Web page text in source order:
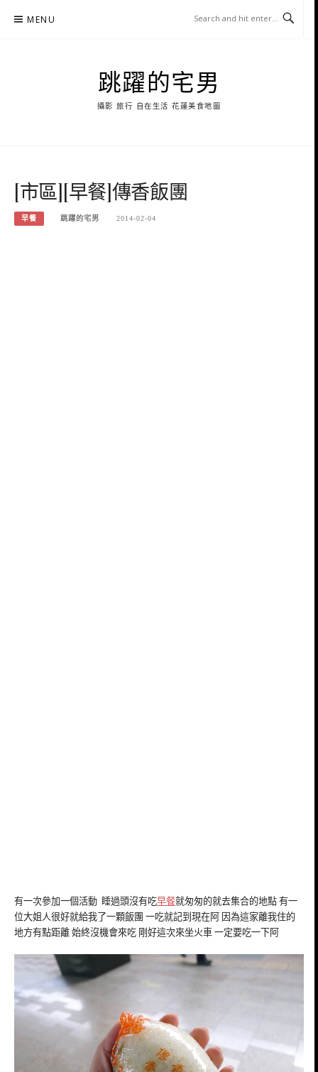
MENU
跳躍的宅男
攝影 旅行 自在生活 花蓮美食地圖
[市區][早餐]傳香飯團
早餐 跳躍的宅男 2014-02-04
有一次參加一個活動 睡過頭沒有吃早餐就匆匆的就去集合的地點 有一
位大姐人很好就給我了一顆飯團 一吃就記到現在阿 因為這家離我住的
地方有點距離 始終沒機會來吃 剛好這次來坐火車 一定要吃一下阿